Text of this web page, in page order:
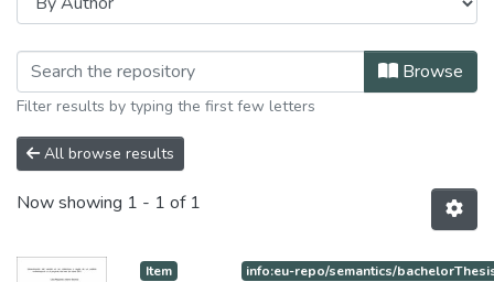
Browsing Especialización en Browse
Filter results by typing the first few letters
All browse results
Now showing 1 - 1 of 1
Item
info:eu-repo/semantics/